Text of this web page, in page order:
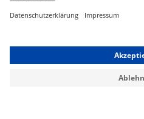
Allgemeine
Barrierefreiheit